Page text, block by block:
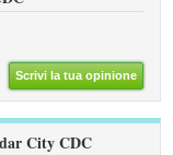
Scrivi la tua opinione
City CDC